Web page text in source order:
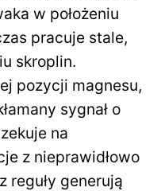
w położeniu
pracuje stale,
skroplin.
pozycji magnesu,
sygnał o
na
z nieprawidłowo
reguły generują